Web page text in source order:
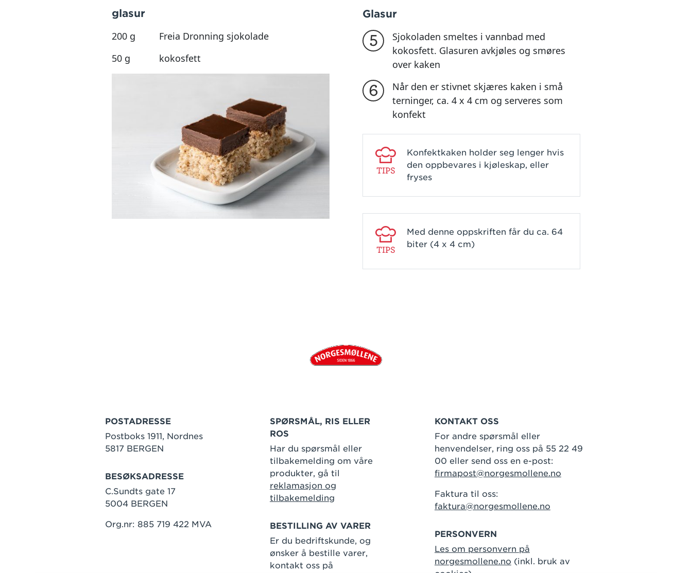
glasur
200 g
Freia Dronning sjokolade
50 g
kokosfett
Glasur
5
Sjokoladen smeltes i vannbad med
kokosfett. Glasuren avkjøles og smøres
over kaken
6
Når den er stivnet skjæres kaken i små
terninger, ca. 4 x 4 cm og serveres som
konfekt
TIPS
Konfektkaken holder seg lenger hvis
den oppbevares i kjøleskap, eller
fryses
TIPS
Med denne oppskriften får du ca. 64
biter (4 x 4 cm)
POSTADRESSE
Postboks 1911, Nordnes
5817 BERGEN
BESØKSADRESSE
C.Sundts gate 17
5004 BERGEN
Org.nr: 885 719 422 MVA
SPØRSMÅL, RIS ELLER
ROS
Har du spørsmål eller
tilbakemelding om våre
produkter, gå til
reklamasjon og
tilbakemelding
BESTILLING AV VARER
Er du bedriftskunde, og
ønsker å bestille varer,
kontakt oss på
KONTAKT OSS
For andre spørsmål eller
henvendelser, ring oss på 55 22 49
00 eller send oss en e-post:
firmapost@norgesmollene.no
Faktura til oss:
faktura@norgesmollene.no
PERSONVERN
Les om personvern på
norgesmollene.no (inkl. bruk av